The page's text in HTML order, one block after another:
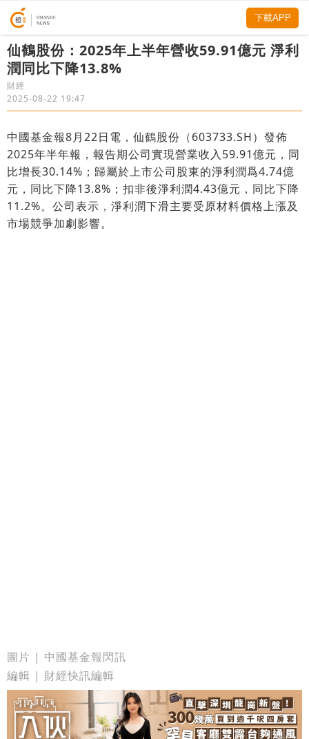
仙鶴股份：2025年上半年營收59.91億元 淨利
潤同比下降13.8%
財經
2025-08-22 19:47
中國基金報8月22日電，仙鶴股份（603733.SH）發佈
2025年半年報，報告期公司實現營業收入59.91億元，同
比增長30.14%；歸屬於上市公司股東的淨利潤爲4.74億
元，同比下降13.8%；扣非後淨利潤4.43億元，同比下降
11.2%。公司表示，淨利潤下滑主要受原材料價格上漲及
市場競爭加劇影響。
圖片 | 中國基金報閃訊
編輯 | 財經快訊編輯
下載APP